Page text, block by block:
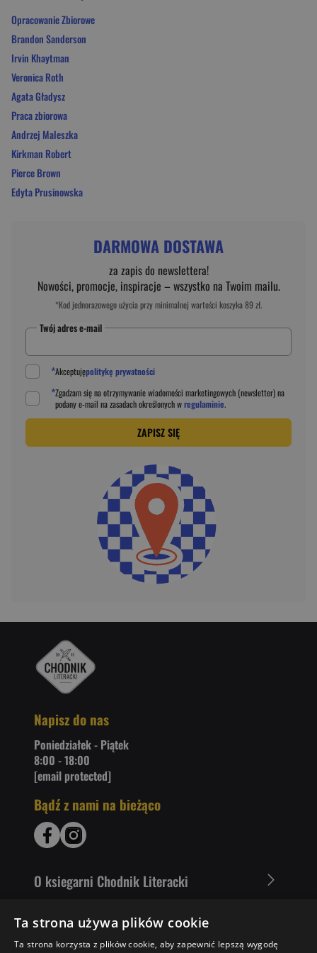
Opracowanie Zbiorowe
Brandon Sanderson
Irvin Khaytman
Veronica Roth
Agata Gładysz
Praca zbiorowa
Andrzej Maleszka
Kirkman Robert
Pierce Brown
Edyta Prusinowska
DARMOWA DOSTAWA
za zapis do newslettera!
Nowości, promocje, inspiracje – wszystko na Twoim mailu.
*Kod jednorazowego użycia przy minimalnej wartości koszyka 89 zł.
Twój adres e-mail
*Akceptujępolitykę prywatności
*Zgadzam się na otrzymywanie wiadomości marketingowych (newsletter) na
podanye-mail na zasadach określonych wregulaminie.
ZAPISZ SIĘ
Napisz do nas
Poniedziałek - Piątek
8:00 - 18:00
[email protected]
Bądź z nami na bieżąco
O ksiegarni Chodnik Literacki
Zakupy u nas
Ta strona używa plików cookie
Ta strona korzysta z plików cookie, aby zapewnić lepszą wygodę